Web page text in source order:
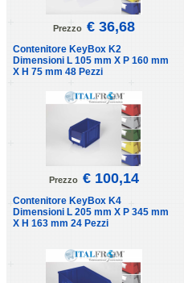
Prezzo € 36,68
Contenitore KeyBox K2
Dimensioni L 105 mm X P 160 mm
X H 75 mm 48 Pezzi
Prezzo € 100,14
Contenitore KeyBox K4
Dimensioni L 205 mm X P 345 mm
X H 163 mm 24 Pezzi